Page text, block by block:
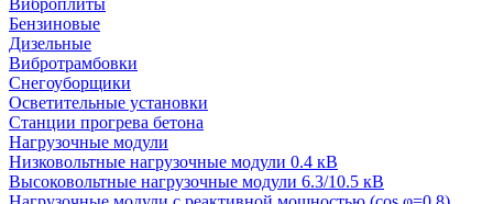
Виброплиты
Бензиновые
Дизельные
Вибротрамбовки
Снегоуборщики
Осветительные установки
Станции прогрева бетона
Нагрузочные модули
Низковольтные нагрузочные модули 0.4 кВ
Высоковольтные нагрузочные модули 6.3/10.5 кВ